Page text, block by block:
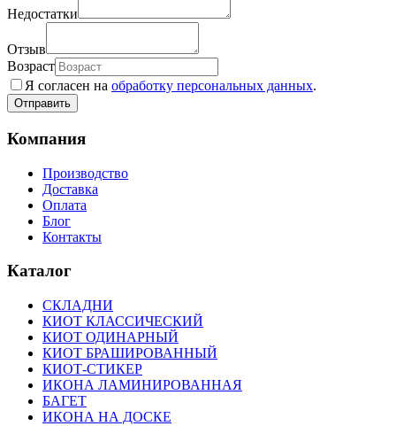
Недостатки
Отзыв
Возраст
Я согласен на обработку персональных данных.
Компания
Производство
Доставка
Оплата
Блог
Контакты
Каталог
СКЛАДНИ
КИОТ КЛАССИЧЕСКИЙ
КИОТ ОДИНАРНЫЙ
КИОТ БРАШИРОВАННЫЙ
КИОТ-СТИКЕР
ИКОНА ЛАМИНИРОВАННАЯ
БАГЕТ
ИКОНА НА ДОСКЕ